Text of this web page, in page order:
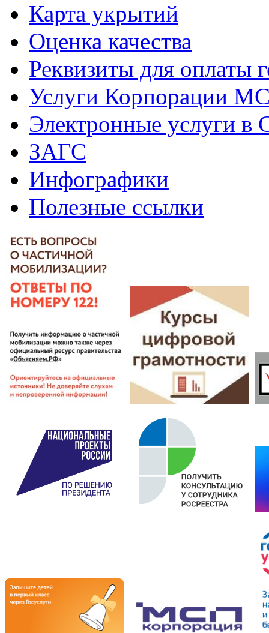
Карта укрытий
Оценка качества
Реквизиты для оплаты
Услуги Корпорации
Электронные услуги в
ЗАГС
Инфографики
Полезные ссылки